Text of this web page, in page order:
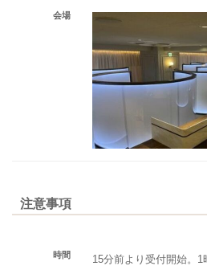
会場
注意事項
時間
15分前より受付開始。1